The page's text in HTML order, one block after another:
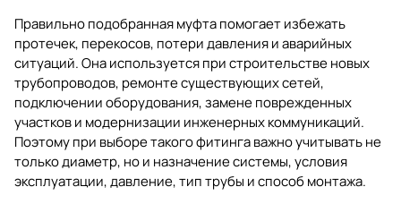
Правильно подобранная муфта помогает избежать
протечек, перекосов, потери давления и аварийных
ситуаций. Она используется при строительстве новых
трубопроводов, ремонте существующих сетей,
подключении оборудования, замене поврежденных
участков и модернизации инженерных коммуникаций.
Поэтому при выборе такого фитинга важно учитывать не
только диаметр, но и назначение системы, условия
эксплуатации, давление, тип трубы и способ монтажа.